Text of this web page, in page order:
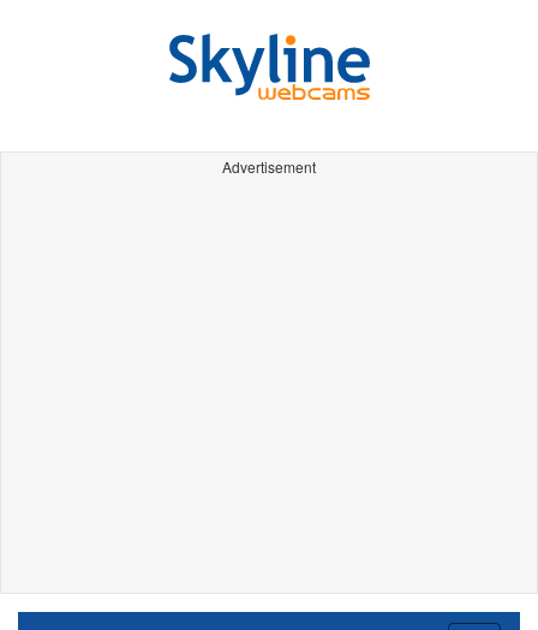
Advertisement